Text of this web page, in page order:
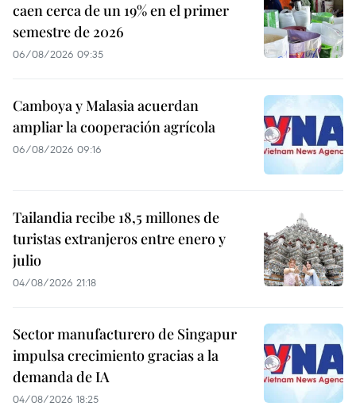
caen cerca de un 19% en el primer
semestre de 2026
06/08/2026 09:35
Camboya y Malasia acuerdan
ampliar la cooperación agrícola
06/08/2026 09:16
Tailandia recibe 18,5 millones de
turistas extranjeros entre enero y
julio
04/08/2026 21:18
Sector manufacturero de Singapur
impulsa crecimiento gracias a la
demanda de IA
04/08/2026 18:25